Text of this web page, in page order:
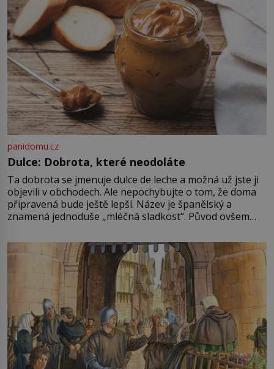
panidomu.cz
Dulce: Dobrota, které neodoláte
Ta dobrota se jmenuje dulce de leche a možná už jste ji
objevili v obchodech. Ale nepochybujte o tom, že doma
připravená bude ještě lepší. Název je španělský a
znamená jednoduše „mléčná sladkost“. Původ ovšem
pře hned několik latinskoamerických zemí a k tomu
Francie, kde se traduje,